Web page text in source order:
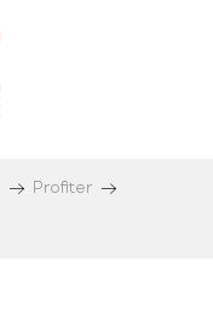
Profiter